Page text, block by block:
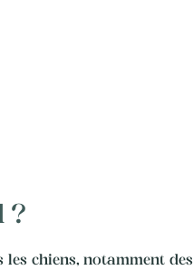
?
chiens, notamment des